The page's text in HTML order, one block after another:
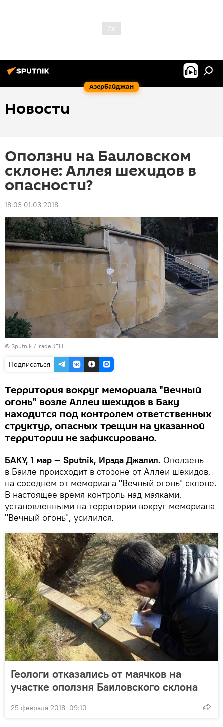
Азербайджан
Новости
Оползни на Баиловском
склоне: Аллея шехидов в
опасности?
18:03 01.03.2018
© Sputnik / Irade JELIL
Подписаться
Территория вокруг мемориала "Вечный
огонь" возле Аллеи шехидов в Баку
находится под контролем ответственных
структур, опасных трещин на указанной
территории не зафиксировано.
БАКУ, 1 мар — Sputnik, Ирада Джалил. Оползень
в Баиле происходит в стороне от Аллеи шехидов,
на соседнем от мемориала "Вечный огонь" склоне.
В настоящее время контроль над маяками,
установленными на территории вокруг мемориала
"Вечный огонь", усилился.
Геологи отказались от маячков на
участке оползня Баиловского склона
25 февраля 2018, 09:10